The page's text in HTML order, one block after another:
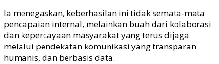
Ia menegaskan, keberhasilan ini tidak semata-mata
pencapaian internal, melainkan buah dari kolaborasi
dan kepercayaan masyarakat yang terus dijaga
melalui pendekatan komunikasi yang transparan,
humanis, dan berbasis data.